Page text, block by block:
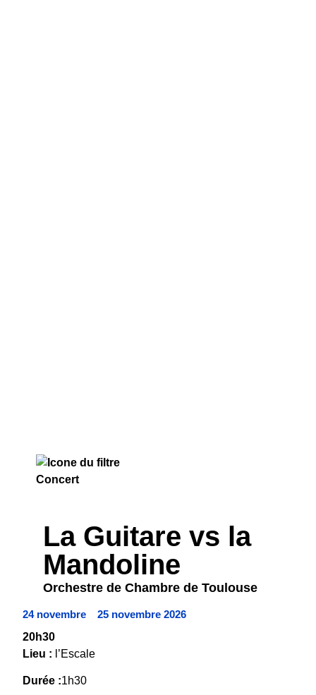
La Guitare vs la
Mandoline
Orchestre de Chambre de Toulouse
24 novembre
25 novembre 2026
20h30
Lieu : l’Escale
Durée :1h30